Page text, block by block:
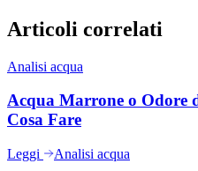
Articoli correlati
Analisi acqua
Acqua Marrone o Odore
Cosa Fare
Leggi Analisi acqua